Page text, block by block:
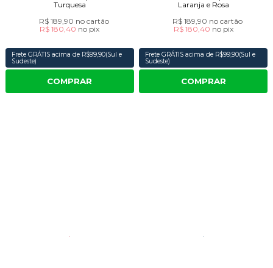
Turquesa
R$ 189,90 no cartão
R$ 180,40 no pix
Frete GRÁTIS acima de R$99,90(Sul e
Sudeste)
COMPRAR
Laranja e Rosa
R$ 189,90 no cartão
R$ 180,40 no pix
Frete GRÁTIS acima de R$99,90(Sul e
Sudeste)
COMPRAR